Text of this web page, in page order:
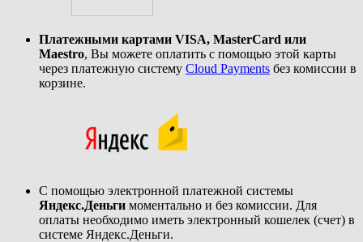
Платежными картами VISA, MasterCard или
Maestro, Вы можете оплатить с помощью этой карты
через платежную систему Cloud Payments без комиссии в
корзине.
С помощью электронной платежной системы
Яндекс.Деньги моментально и без комиссии. Для
оплаты необходимо иметь электронный кошелек (счет) в
системе Яндекс.Деньги.